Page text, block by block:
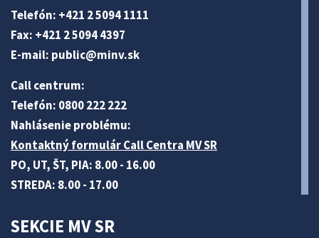
Telefón: +421 2 5094 1111
Fax: +421 2 5094 4397
E-mail: public@minv.sk
Call centrum:
Telefón: 0800 222 222
Nahlásenie problému:
Kontaktný formulár Call Centra MV SR
PO, UT, ŠT, PIA: 8.00 - 16.00
STREDA: 8.00 - 17.00
SEKCIE MV SR